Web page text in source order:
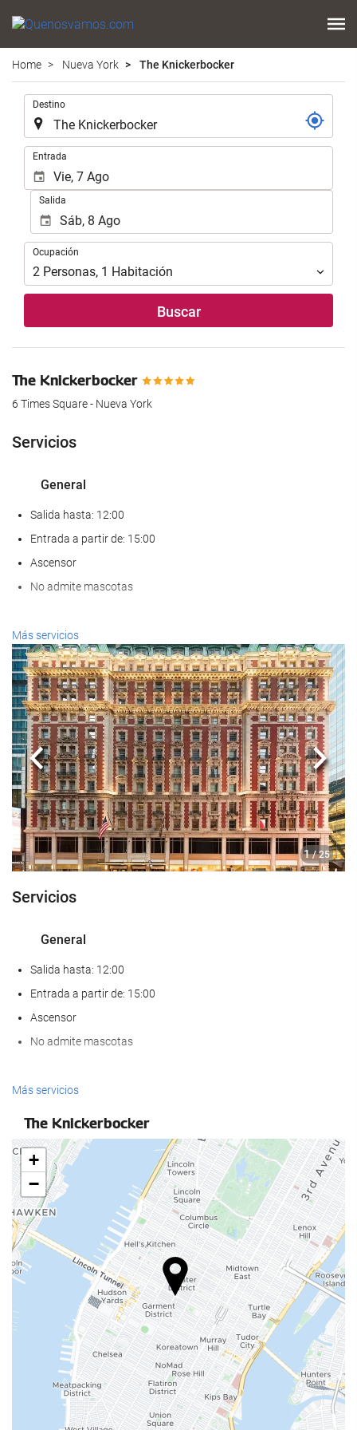
Home Nueva York The Knickerbocker
Destino
Entrada
Salida
Ocupación
Ocupación
2 Personas, 1 Habitación
Buscar
The Knickerbocker
6 Times Square - Nueva York
Servicios
General
Salida hasta: 12:00
Entrada a partir de: 15:00
Ascensor
No admite mascotas
Comida y bebida
Restaurante a la carta
Bar
Cafetera en zonas comunes
Servicios de recepción
Recepción 24 horas
Guardaequipaje
Acceso a Internet
Wifi gratis
Gimnasio
Más servicios
1 / 25
Anterior
Servicios
General
Salida hasta: 12:00
Entrada a partir de: 15:00
Ascensor
No admite mascotas
Comida y bebida
Bar
Cafetera en zonas comunes
Servicios de recepción
Recepción 24 horas
Guardaequipaje
Acceso a Internet
Wifi gratis
Bienestar
Gimnasio
Más servicios
The Knickerbocker
+
−